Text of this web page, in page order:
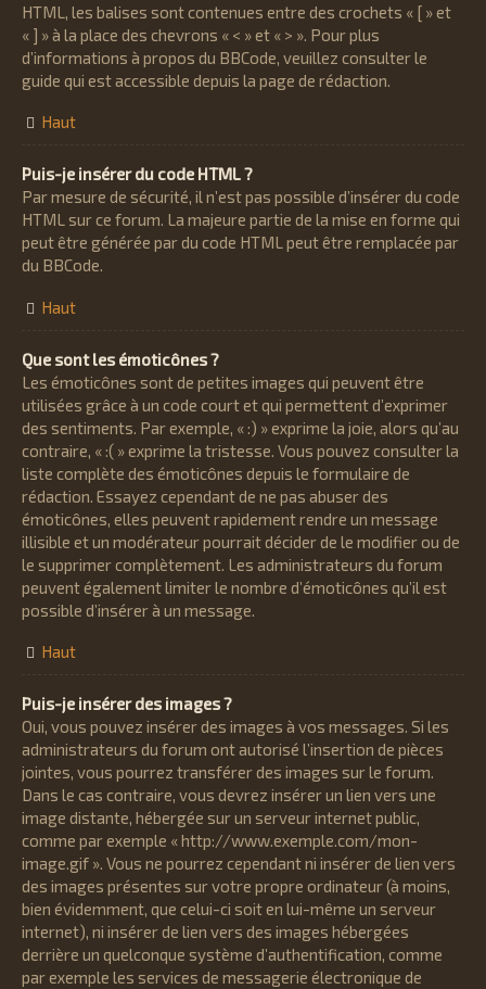
HTML, les balises sont contenues entre des crochets « [ » et
« ] » à la place des chevrons « < » et « > ». Pour plus
d’informations à propos du BBCode, veuillez consulter le
guide qui est accessible depuis la page de rédaction.
Haut
Puis-je insérer du code HTML ?
Par mesure de sécurité, il n’est pas possible d’insérer du code
HTML sur ce forum. La majeure partie de la mise en forme qui
peut être générée par du code HTML peut être remplacée par
du BBCode.
Haut
Que sont les émoticônes ?
Les émoticônes sont de petites images qui peuvent être
utilisées grâce à un code court et qui permettent d’exprimer
des sentiments. Par exemple, « :) » exprime la joie, alors qu’au
contraire, « :( » exprime la tristesse. Vous pouvez consulter la
liste complète des émoticônes depuis le formulaire de
rédaction. Essayez cependant de ne pas abuser des
émoticônes, elles peuvent rapidement rendre un message
illisible et un modérateur pourrait décider de le modifier ou de
le supprimer complètement. Les administrateurs du forum
peuvent également limiter le nombre d’émoticônes qu’il est
possible d’insérer à un message.
Haut
Puis-je insérer des images ?
Oui, vous pouvez insérer des images à vos messages. Si les
administrateurs du forum ont autorisé l’insertion de pièces
jointes, vous pourrez transférer des images sur le forum.
Dans le cas contraire, vous devrez insérer un lien vers une
image distante, hébergée sur un serveur internet public,
comme par exemple « http://www.exemple.com/mon-
image.gif ». Vous ne pourrez cependant ni insérer de lien vers
des images présentes sur votre propre ordinateur (à moins,
bien évidemment, que celui-ci soit en lui-même un serveur
internet), ni insérer de lien vers des images hébergées
derrière un quelconque système d’authentification, comme
par exemple les services de messagerie électronique de